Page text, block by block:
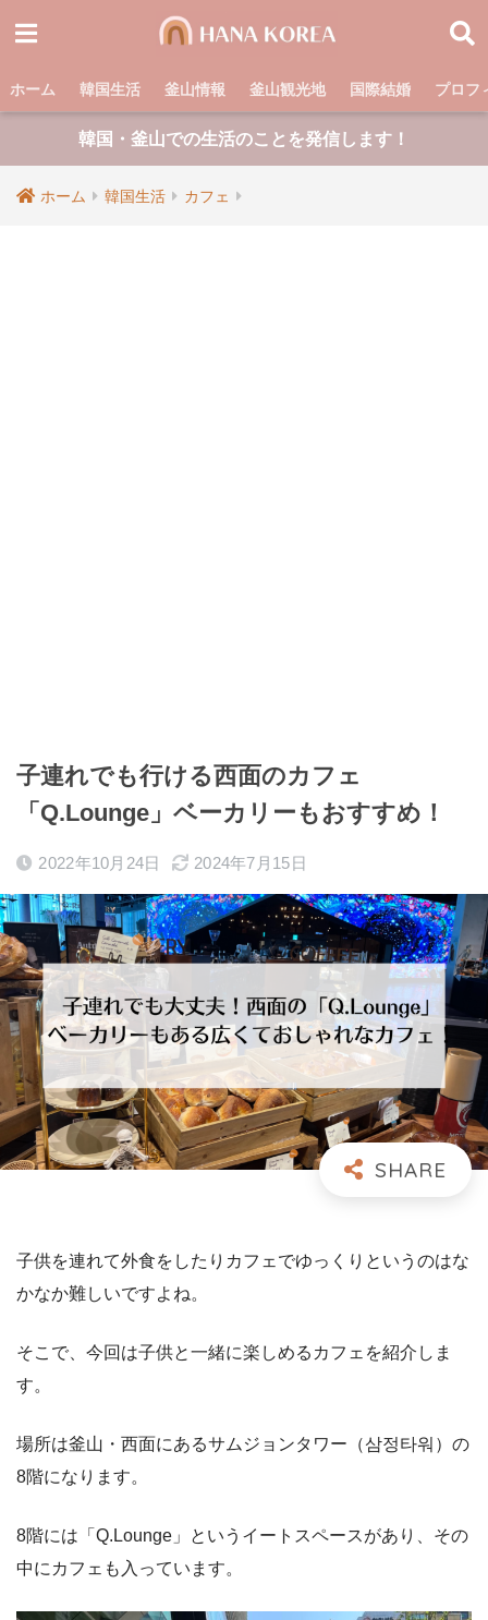
ホーム 韓国生活 釜山情報 釜山観光地 国際結婚 プロフ
韓国・釜山での生活のことを発信します！
ホーム 韓国生活 カフェ
子連れでも行ける西面のカフェ
「Q.Lounge」ベーカリーもおすすめ！
2022年10月24日 2024年7月15日
子供を連れて外食をしたりカフェでゆっくりというのはな
かなか難しいですよね。
そこで、今回は子供と一緒に楽しめるカフェを紹介しま
す。
場所は釜山・西面にあるサムジョンタワー（삼정타워）の
8階になります。
8階には「Q.Lounge」というイートスペースがあり、その
中にカフェも入っています。